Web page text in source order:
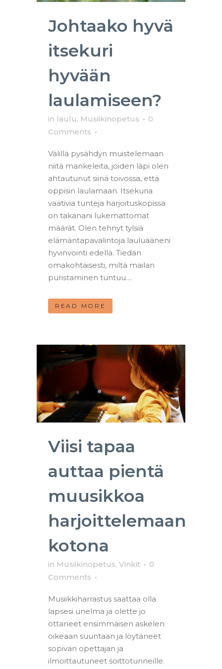
Johtaako hyvä
itsekuri
hyvään
laulamiseen?
in laulu, Musiikinopetus
0
Comments
Välillä pysähdyn muistelemaan
niitä mankeleita, joiden läpi olen
ahtautunut siinä toivossa, että
oppisin laulamaan. Itsekuria
vaativia tunteja harjoituskopissa
on takanani lukemattomat
määrät. Olen tehnyt tylsiä
elämäntapavalintoja lauluääneni
hyvinvointi edellä. Tiedän
omakohtaisesti, miltä mailan
puristaminen tuntuu....
READ MORE
Viisi tapaa
auttaa pientä
muusikkoa
harjoittelemaan
kotona
in Musiikinopetus, Vinkit
0
Comments
Musiikkiharrastus saattaa olla
lapsesi unelma ja olette jo
ottaneet ensimmäisen askelen
oikeaan suuntaan ja löytäneet
sopivan opettajan ja
ilmoittautuneet soittotunneille.